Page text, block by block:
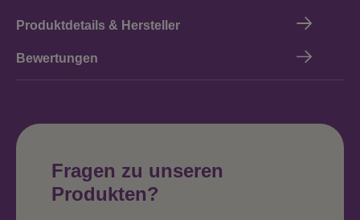
Produktdetails & Hersteller
Bewertungen
Fragen zu unseren
Produkten?